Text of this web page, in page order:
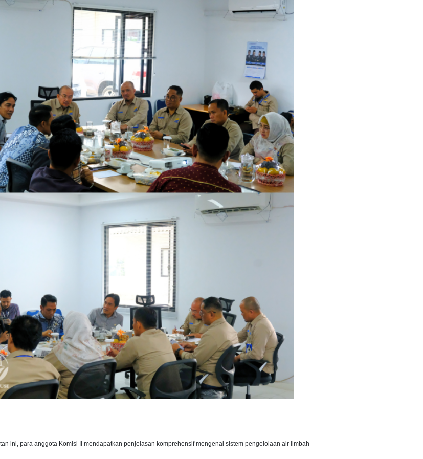
ini, para anggota Komisi II mendapatkan penjelasan komprehensif mengenai sistem pengelolaan air limbah